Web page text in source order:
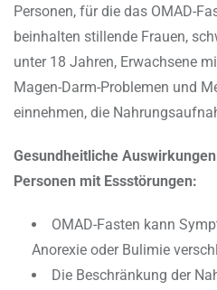
Personen, für die das OMAD-
beinhalten stillende Frauen,
unter 18 Jahren, Erwachsene
Magen-Darm-Problemen und
einnehmen, die
Gesundheitliche
Personen mit Essstörungen:
OMAD-Fasten kann
Anorexie oder Bulimie
Die Beschränkung der